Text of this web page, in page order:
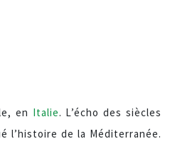
en Italie. L’écho des siècles
l’histoire de la Méditerranée.